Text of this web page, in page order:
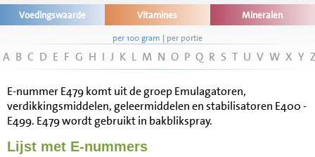
Disclaimer
Voedingswaarde Vitamines Mineralen
per 100 gram | per portie
A B C D E F G H I J K L M N O P Q R S T U V W X Y
E-nummer E479 komt uit de groep Emulagatoren,
verdikkingsmiddelen, geleermiddelen en stabilisatoren E400 -
E499. E479 wordt gebruikt in bakblikspray.
Lijst met E-nummers